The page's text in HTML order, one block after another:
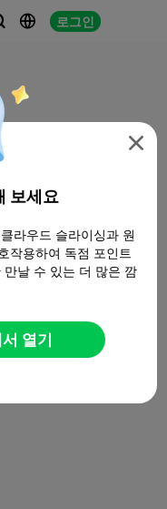
 로그인

보세요
라우드 슬라이싱과 원
작용하여 독점 포인트
날 수 있는 더 많은 깜
열기